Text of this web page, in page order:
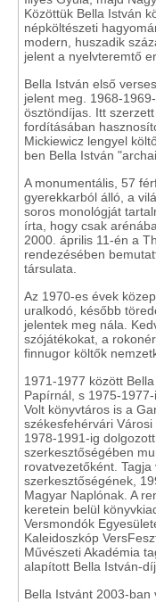
Közöttük Bella István
népköltészeti
modern, huszadik
jelent a nyelvteremtő
Bella István első
jelent meg. 1968-
ösztöndíjas. Itt
fordításában
Mickiewicz lengyel
ben Bella István
A monumentális, 57
gyerekkarból álló, a
soros monológját
írta, hogy csak
2000. április 11-én a
rendezésében
társulata.
Az 1970-es évek
uralkodó, később
jelentek meg nála.
szójátékokat, a
finnugor költők
1971-1977 között
Papírnál, s 1975-
Volt könyvtáros is a
székesfehérvári Városi
1978-1991-ig
szerkesztőségében
rovatvezetőként.
szerkesztőségének,
Magyar Naplónak. A
keretein belül
Versmondók
Kaleidoszkóp
Művészeti Akadémia
alapított Bella István-
Bella Istvánt 2003-ban